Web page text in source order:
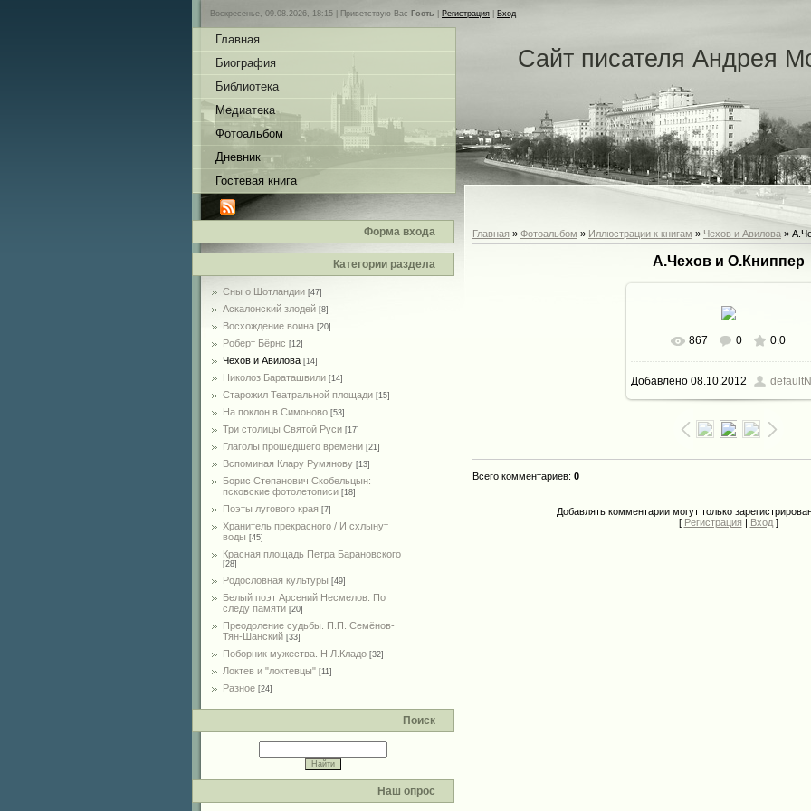
Воскресенье, 09.08.2026, 18:15 | Приветствую Вас Гость Регистрация Вход
Главная
Биография
Библиотека
Медиатека
Фотоальбом
Дневник
Гостевая книга
Форма входа
Категории раздела
Сны о Шотландии [47]
Аскалонский злодей [8]
Восхождение воина [20]
Роберт Бёрнс [12]
Чехов и Авилова [14]
Николоз Бараташвили [14]
Cтарожил Театральной площади [15]
На поклон в Симоново [53]
Три столицы Святой Руси [17]
Глаголы прошедшего времени [21]
Вспоминая Клару Румянову [13]
Борис Степанович Скобельцын:
псковские фотолетописи [18]
Поэты лугового края [7]
Хранитель прекрасного / И схлынут
воды [45]
Красная площадь Петра Барановского
[28]
Родословная культуры [49]
Белый поэт Арсений Несмелов. По
следу памяти [20]
Преодоление судьбы. П.П. Семёнов-
Тян-Шанский [33]
Поборник мужества. Н.Л.Кладо [32]
Локтев и "локтевцы" [11]
Разное [24]
Поиск
Наш опрос
Сайт писателя Андрея
Главная » Фотоальбом » Иллюстрации к книгам » Чехов и Авилова »
А.Чехов и О.Книппер
В реальном размере 670x699
90.3Kb
867 0 0.0
Добавлено 08.10.2012
Всего комментариев: 0
Добавлять комментарии могут только
[ Регистрация | Вход]